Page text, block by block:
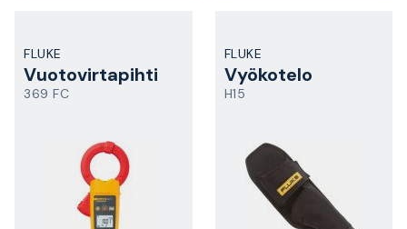
FLUKE
Vuotovirtapihti
369 FC
FLUKE
Vyökotelo
H15